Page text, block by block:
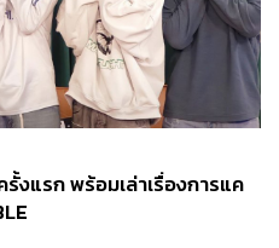
งแรก พร้อมเล่าเรื่องการแค